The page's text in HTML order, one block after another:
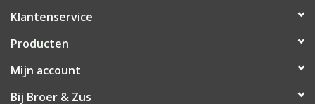
Klantenservice
Producten
Mijn account
Bij Broer & Zus